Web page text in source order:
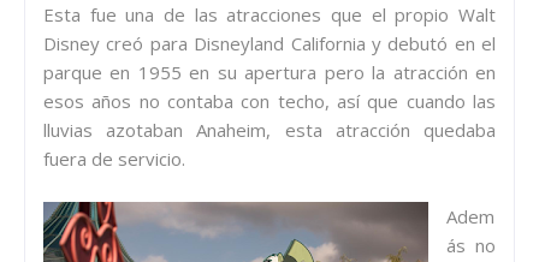
Esta fue una de las atracciones que el propio Walt
Disney creó para Disneyland California y debutó en el
parque en 1955 en su apertura pero la atracción en
esos años no contaba con techo, así que cuando las
lluvias azotaban Anaheim, esta atracción quedaba
fuera de servicio.
Adem
ás no